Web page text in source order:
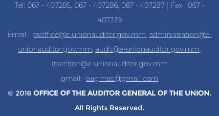
Tel: 067 - 407285, 067 - 407286, 067 - 407287 | Fax : 067 -
407339
Email : psoffice@e-unionauditor.gov.mm administration@e-
unionauditor.gov.mm audit@e-unionauditor.gov.mm
itsection@e-unionauditor.gov.mm
gmail: oagmac@gmail.com
© 2018 OFFICE OF THE AUDITOR GENERAL OF THE UNION.
All Rights Reserved.